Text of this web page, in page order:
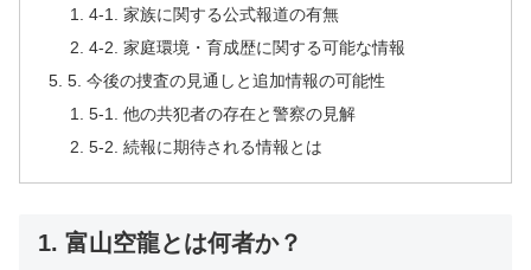
4-1. 家族に関する公式報道の有無
4-2. 家庭環境・育成歴に関する可能な情報
5. 今後の捜査の見通しと追加情報の可能性
5-1. 他の共犯者の存在と警察の見解
5-2. 続報に期待される情報とは
1. 富山空龍とは何者か？